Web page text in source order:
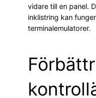
vidare till en panel.
inklistring kan
terminalemulatorer.